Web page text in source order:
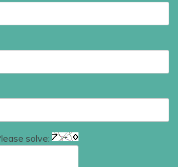
solve: